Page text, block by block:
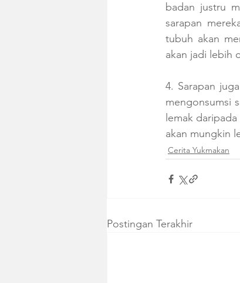
badan justru
sarapan
tubuh akan
akan jadi lebih
4. Sarapan
mengonsumsi
lemak
akan mungkin
Cerita Yukmakan
Postingan Terakhir